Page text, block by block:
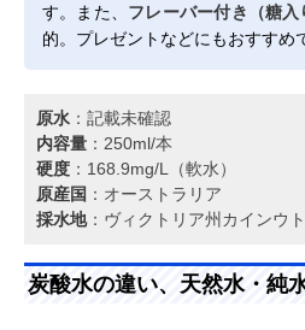
す。また、 フレーバー付き（糖
的。プレゼントなどにもおすすめ
原水 ：記載未確認
内容量 ：250ml/本
硬度 ：168.9mg/L（軟水）
原産国 ：オーストラリア
採水地：ヴィクトリア州カインウ
炭酸水の違い、天然水・純